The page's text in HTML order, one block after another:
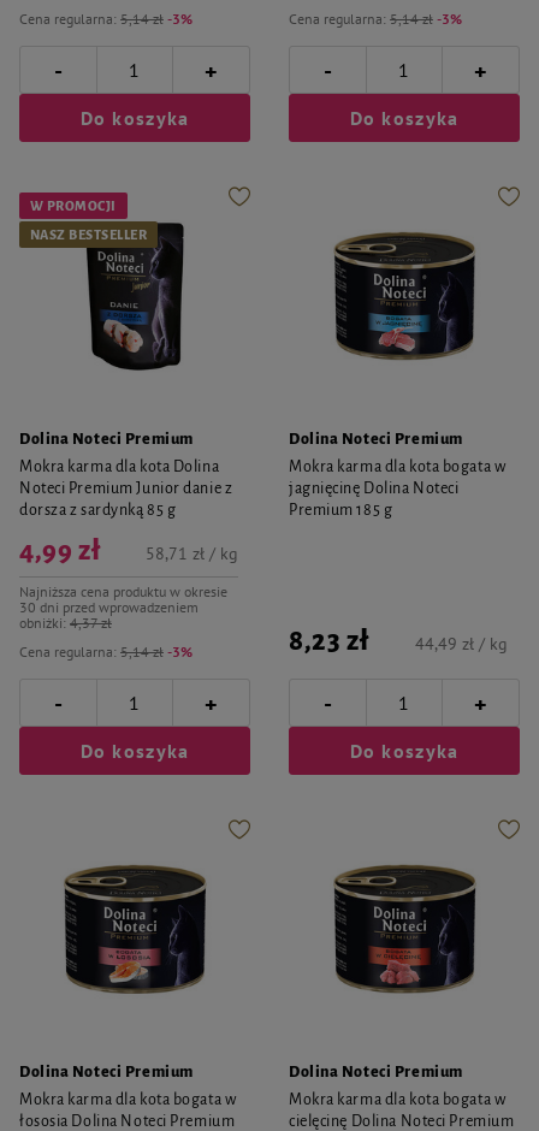
Cena regularna: 5,14 zł -3%
- +
Do koszyka
Cena regularna: 5,14 zł -3%
- +
Do koszyka
W PROMOCJI
NASZ BESTSELLER
Dolina Noteci Premium
Mokra karma dla kota Dolina
Noteci Premium Junior danie z
dorsza z sardynką 85 g
Cena regularna: 5,14 zł -3%
4,99 zł
Najniższa cena produktu w okresie
30 dni przed wprowadzeniem
obniżki: 4,37 zł
58,71 zł / kg
- +
Do koszyka
Dolina Noteci Premium
Mokra karma dla kota bogata w
jagnięcinę Dolina Noteci
Premium 185 g
8,23 zł 44,49 zł / kg
- +
Do koszyka
Dolina Noteci Premium
Mokra karma dla kota bogata w
łososia Dolina Noteci Premium
Dolina Noteci Premium
Mokra karma dla kota bogata w
cielęcinę Dolina Noteci Premium